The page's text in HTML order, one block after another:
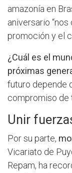
amazonía en
aniversario
promoción y el
¿Cuál es el
próximas
futuro depende
compromiso de
Unir
Por su parte,
Vicariato de
Repam, ha